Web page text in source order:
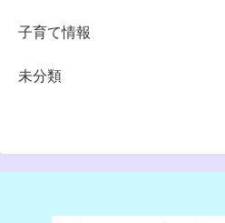
子育て情報
未分類